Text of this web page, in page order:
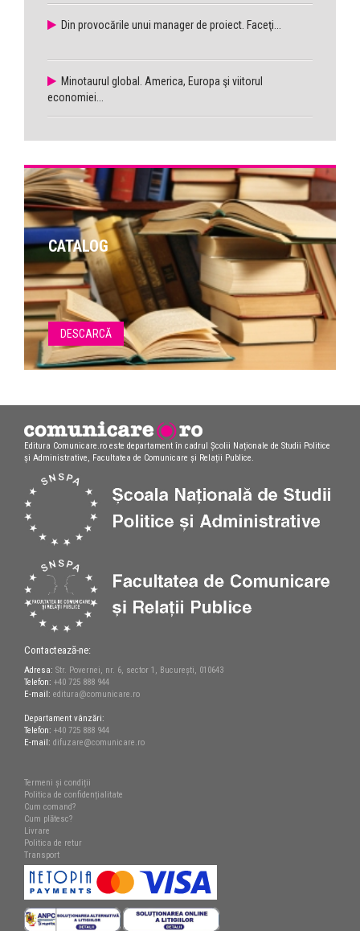
Din provocările unui manager de proiect. Faceţi...
Minotaurul global. America, Europa şi viitorul
economiei...
CATALOG
DESCARCĂ
Editura Comunicare.ro este departament în cadrul Școlii Naționale de Studii Politice
și Administrative, Facultatea de Comunicare și Relații Publice.
Contactează-ne:
Adresa: Str. Povernei, nr. 6, sector 1, București, 010643
Telefon: +40 725 888 944
E-mail: editura@comunicare.ro
Departament vânzări:
Telefon: +40 725 888 944
E-mail: difuzare@comunicare.ro
Termeni și condiții
Politica de confidențialitate
Cum comand?
Cum plătesc?
Livrare
Politica de retur
Transport